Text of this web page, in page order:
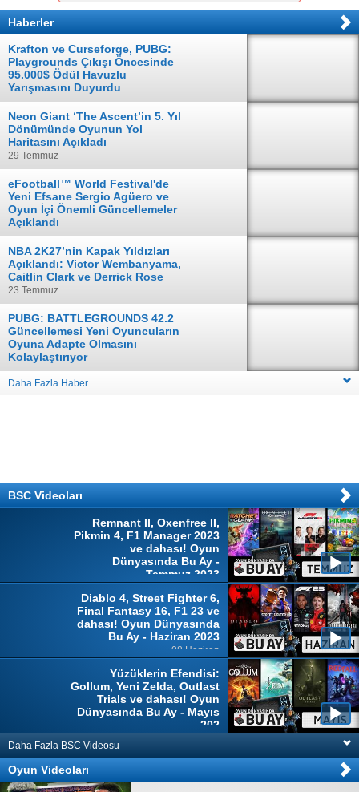
Haberler
Krafton ve Curseforge, PUBG:
Playgrounds Çıkışı Öncesinde
95.000$ Ödül Havuzlu
Yarışmasını Duyurdu
04 Ağustos
Neon Giant ‘The Ascent’in 5. Yıl
Dönümünde Oyunun Yol
Haritasını Açıkladı
29 Temmuz
eFootball™ World Festival'de
Yeni Efsane Sergio Agüero ve
Oyun İçi Önemli Güncellemeler
Açıklandı
28 Temmuz
NBA 2K27’nin Kapak Yıldızları
Açıklandı: Victor Wembanyama,
Caitlin Clark ve Derrick Rose
23 Temmuz
PUBG: BATTLEGROUNDS 42.2
Güncellemesi Yeni Oyuncuların
Oyuna Adapte Olmasını
Kolaylaştırıyor
16 Temmuz
Daha Fazla Haber
BSC Videoları
Remnant II, Oxenfree II,
Pikmin 4, F1 Manager 2023
ve dahası! Oyun
Dünyasında Bu Ay -
Temmuz 2023
Diablo 4, Street Fighter 6,
Final Fantasy 16, F1 23 ve
dahası! Oyun Dünyasında
Bu Ay - Haziran 2023
08 Haziran
Yüzüklerin Efendisi:
Gollum, Yeni Zelda, Outlast
Trials ve dahası! Oyun
Dünyasında Bu Ay - Mayıs
202
Daha Fazla BSC Videosu
Oyun Videoları